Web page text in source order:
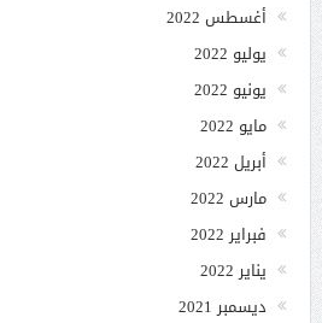
أغسطس 2022
يوليو 2022
يونيو 2022
مايو 2022
أبريل 2022
مارس 2022
فبراير 2022
يناير 2022
ديسمبر 2021